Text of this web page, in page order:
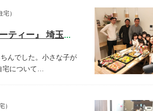
）
開催しました! 『新築お披露目パーティー』 埼玉県上尾市 A様宅
んでした。小さな子が
宅について…
）